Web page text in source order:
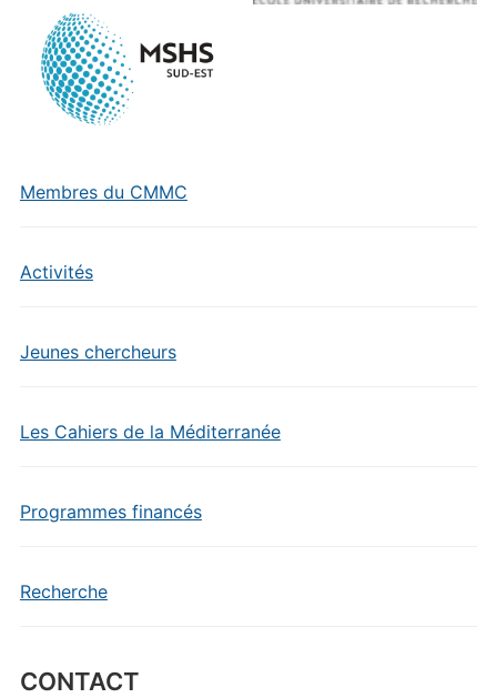
Membres du CMMC
Activités
Jeunes chercheurs
Les Cahiers de la Méditerranée
Programmes financés
Recherche
CONTACT